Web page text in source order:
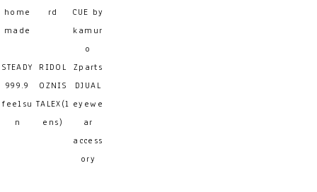
home
made
rd
CUE by
kamur
o
STEADY
RIDOL
Zparts
999.9
feelsu
n
OZNIS
DJUAL
TALEX(l
ens)
eyewe
ar
access
ory